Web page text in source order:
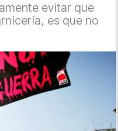
evitar que
es que no